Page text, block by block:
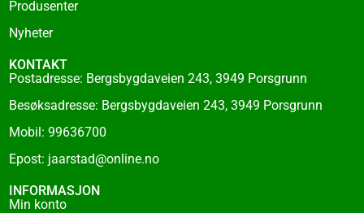
Produsenter
Nyheter
KONTAKT
Postadresse: Bergsbygdaveien 243, 3949 Porsgrunn
Besøksadresse: Bergsbygdaveien 243, 3949 Porsgrunn
Mobil: 99636700
Epost: jaarstad@online.no
INFORMASJON
Min konto